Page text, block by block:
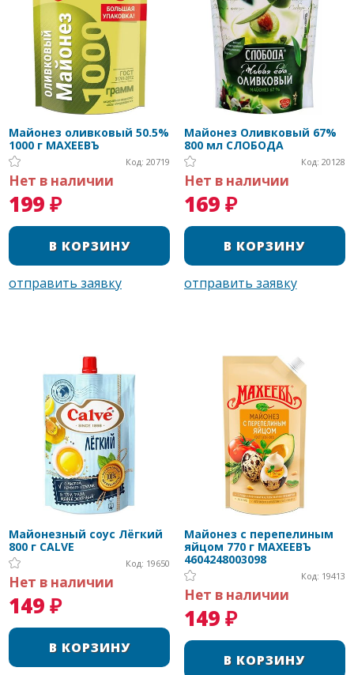
Майонез оливковый 50.5%
1000 г МАХЕЕВЪ
Код: 20719
Нет в наличии
199 ₽
Майонез Оливковый 67%
800 мл СЛОБОДА
Код: 20128
Нет в наличии
169 ₽
Майонезный соус Лёгкий
800 г CALVE
Код: 19650
Нет в наличии
149 ₽
Майонез с перепелиным
яйцом 770 г МАХЕЕВЪ
4604248003098
Код: 19413
Нет в наличии
149 ₽